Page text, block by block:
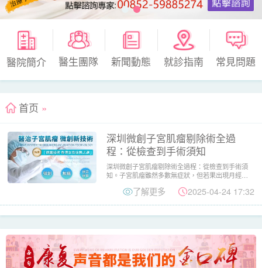
醫院簡介 醫生團隊 新聞動態 就診指南 常見問題
首页 »
深圳微創子宮肌瘤剔除術全過
程：從檢查到手術須知
深圳微創子宮肌瘤剔除術全過程：從檢查到手術須
知。子宮肌瘤雖然多數無症狀，但若果出現月經過
了解更多 2025-04-24 17:32